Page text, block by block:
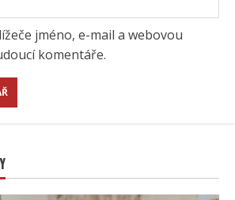
jméno, e-mail a webovou
komentáře.